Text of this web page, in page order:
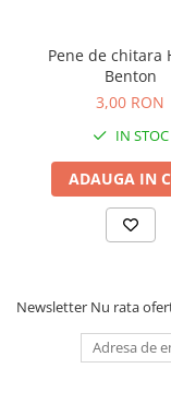
Instrumente cu arcus
Instrumente de
Instrumente si
Instrumente
Accesorii DJ
Accesorii Pick-up si
Case-uri DJ
Pene de chitara
Benton
3,00 RON
IN STOC
ADAUGA IN
Newsletter Nu rata